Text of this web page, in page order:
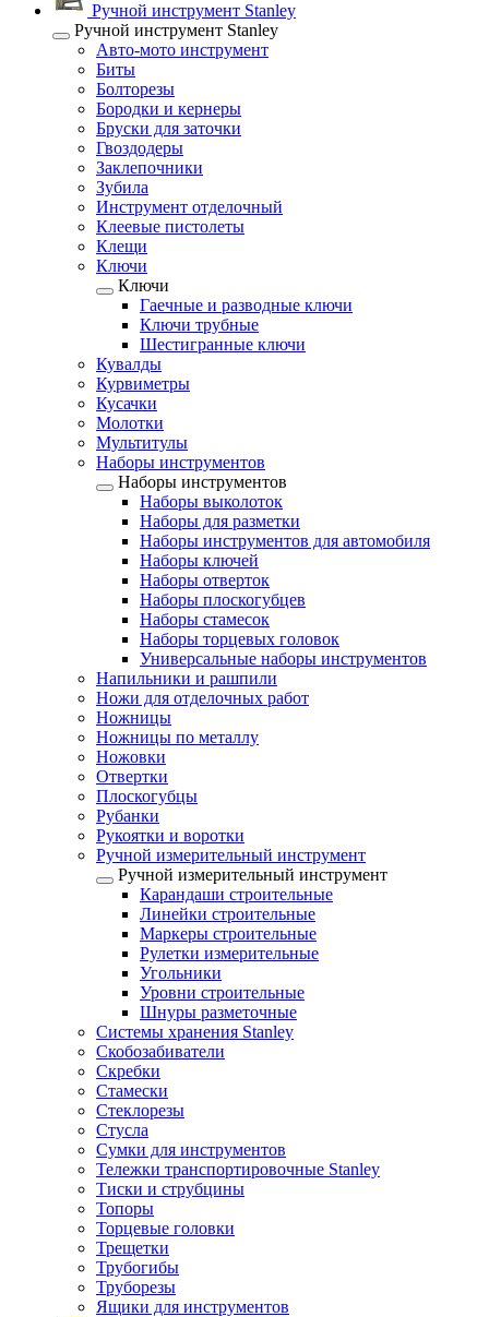
Ручной инструмент Stanley
Ручной инструмент Stanley
Авто-мото инструмент
Биты
Болторезы
Бородки и кернеры
Бруски для заточки
Гвоздодеры
Заклепочники
Зубила
Инструмент отделочный
Клеевые пистолеты
Клещи
Ключи
Ключи
Гаечные и разводные ключи
Ключи трубные
Шестигранные ключи
Кувалды
Курвиметры
Кусачки
Молотки
Мультитулы
Наборы инструментов
Наборы инструментов
Наборы выколоток
Наборы для разметки
Наборы инструментов для автомобиля
Наборы ключей
Наборы отверток
Наборы плоскогубцев
Наборы стамесок
Наборы торцевых головок
Универсальные наборы инструментов
Напильники и рашпили
Ножи для отделочных работ
Ножницы
Ножницы по металлу
Ножовки
Отвертки
Плоскогубцы
Рубанки
Рукоятки и воротки
Ручной измерительный инструмент
Ручной измерительный инструмент
Карандаши строительные
Линейки строительные
Маркеры строительные
Рулетки измерительные
Угольники
Уровни строительные
Шнуры разметочные
Системы хранения Stanley
Скобозабиватели
Скребки
Стамески
Стеклорезы
Стусла
Сумки для инструментов
Тележки транспортировочные Stanley
Тиски и струбцины
Топоры
Торцевые головки
Трещетки
Трубогибы
Труборезы
Ящики для инструментов